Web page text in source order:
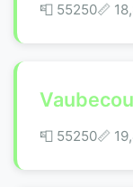
📮 55250📏
📮 55250📏